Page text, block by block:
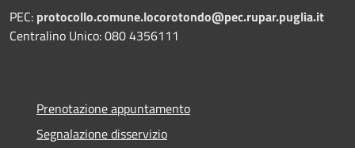
PEC: protocollo.comune.locorotondo@pec.rupar.puglia.it
Centralino Unico: 080 4356111
Prenotazione appuntamento
Segnalazione disservizio